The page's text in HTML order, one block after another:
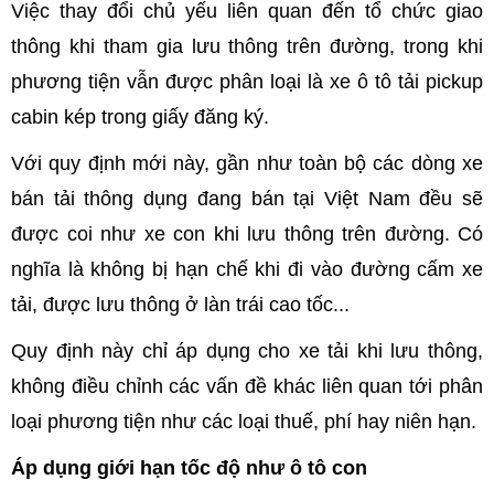
Việc thay đổi chủ yếu liên quan đến tổ chức giao
thông khi tham gia lưu thông trên đường, trong khi
phương tiện vẫn được phân loại là xe ô tô tải pickup
cabin kép trong giấy đăng ký.
Với quy định mới này, gần như toàn bộ các dòng xe
bán tải thông dụng đang bán tại Việt Nam đều sẽ
được coi như xe con khi lưu thông trên đường. Có
nghĩa là không bị hạn chế khi đi vào đường cấm xe
tải, được lưu thông ở làn trái cao tốc...
Quy định này chỉ áp dụng cho xe tải khi lưu thông,
không điều chỉnh các vấn đề khác liên quan tới phân
loại phương tiện như các loại thuế, phí hay niên hạn.
Áp dụng giới hạn tốc độ như ô tô con